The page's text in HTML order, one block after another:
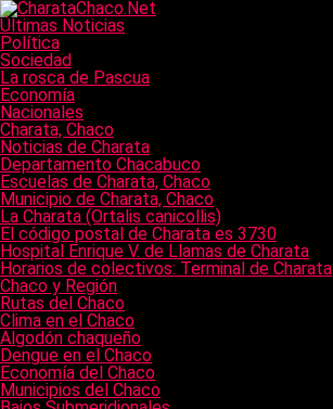
Últimas Noticias
Política
Sociedad
La rosca de Pascua
Economía
Nacionales
Charata, Chaco
Noticias de Charata
Departamento Chacabuco
Escuelas de Charata, Chaco
Municipio de Charata, Chaco
La Charata (Ortalis canicollis)
El código postal de Charata es 3730
Hospital Enrique V. de Llamas de Charata
Horarios de colectivos: Terminal de Charata
Chaco y Región
Rutas del Chaco
Clima en el Chaco
Algodón chaqueño
Dengue en el Chaco
Economía del Chaco
Municipios del Chaco